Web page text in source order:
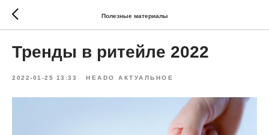
Полезные материалы
Тренды в ритейле 2022
2022-01-25 13:33 HEADO АКТУАЛЬНОЕ